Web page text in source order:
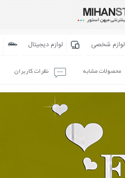
لوازم شخصی لوازم دیجیتال
محصولات مشابه نظرات کاربران